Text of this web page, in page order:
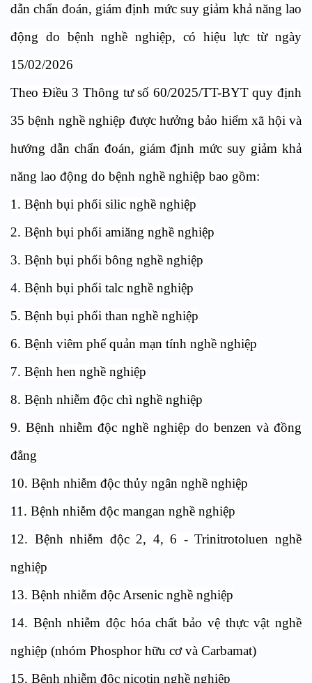
dẫn chẩn đoán, giám định mức suy giảm khả năng lao
động do bệnh nghề nghiệp, có hiệu lực từ ngày
15/02/2026
Theo Điều 3 Thông tư số 60/2025/TT-BYT quy định
35 bệnh nghề nghiệp được hưởng bảo hiểm xã hội và
hướng dẫn chẩn đoán, giám định mức suy giảm khả
năng lao động do bệnh nghề nghiệp bao gồm:
1. Bệnh bụi phổi silic nghề nghiệp
2. Bệnh bụi phổi amiăng nghề nghiệp
3. Bệnh bụi phổi bông nghề nghiệp
4. Bệnh bụi phổi talc nghề nghiệp
5. Bệnh bụi phổi than nghề nghiệp
6. Bệnh viêm phế quản mạn tính nghề nghiệp
7. Bệnh hen nghề nghiệp
8. Bệnh nhiễm độc chì nghề nghiệp
9. Bệnh nhiễm độc nghề nghiệp do benzen và đồng
đẳng
10. Bệnh nhiễm độc thủy ngân nghề nghiệp
11. Bệnh nhiễm độc mangan nghề nghiệp
12. Bệnh nhiễm độc 2, 4, 6 - Trinitrotoluen nghề
nghiệp
13. Bệnh nhiễm độc Arsenic nghề nghiệp
14. Bệnh nhiễm độc hóa chất bảo vệ thực vật nghề
nghiệp (nhóm Phosphor hữu cơ và Carbamat)
15. Bệnh nhiễm độc nicotin nghề nghiệp